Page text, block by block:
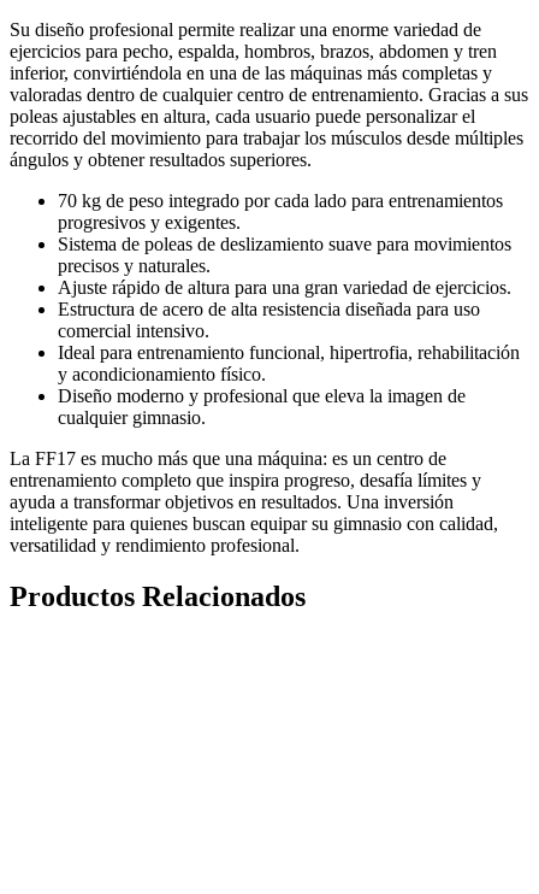
Su diseño profesional permite realizar una enorme variedad de
ejercicios para pecho, espalda, hombros, brazos, abdomen y tren
inferior, convirtiéndola en una de las máquinas más completas y
valoradas dentro de cualquier centro de entrenamiento. Gracias a sus
poleas ajustables en altura, cada usuario puede personalizar el
recorrido del movimiento para trabajar los músculos desde múltiples
ángulos y obtener resultados superiores.
70 kg de peso integrado por cada lado para entrenamientos
progresivos y exigentes.
Sistema de poleas de deslizamiento suave para movimientos
precisos y naturales.
Ajuste rápido de altura para una gran variedad de ejercicios.
Estructura de acero de alta resistencia diseñada para uso
comercial intensivo.
Ideal para entrenamiento funcional, hipertrofia, rehabilitación
y acondicionamiento físico.
Diseño moderno y profesional que eleva la imagen de
cualquier gimnasio.
La FF17 es mucho más que una máquina: es un centro de
entrenamiento completo que inspira progreso, desafía límites y
ayuda a transformar objetivos en resultados. Una inversión
inteligente para quienes buscan equipar su gimnasio con calidad,
versatilidad y rendimiento profesional.
Productos Relacionados